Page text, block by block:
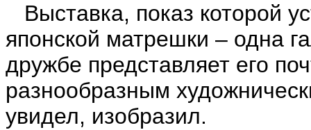
Выставка, показ которой
японской матрешки – одна
дружбе представляет его
разнообразным
увидел, изобразил.